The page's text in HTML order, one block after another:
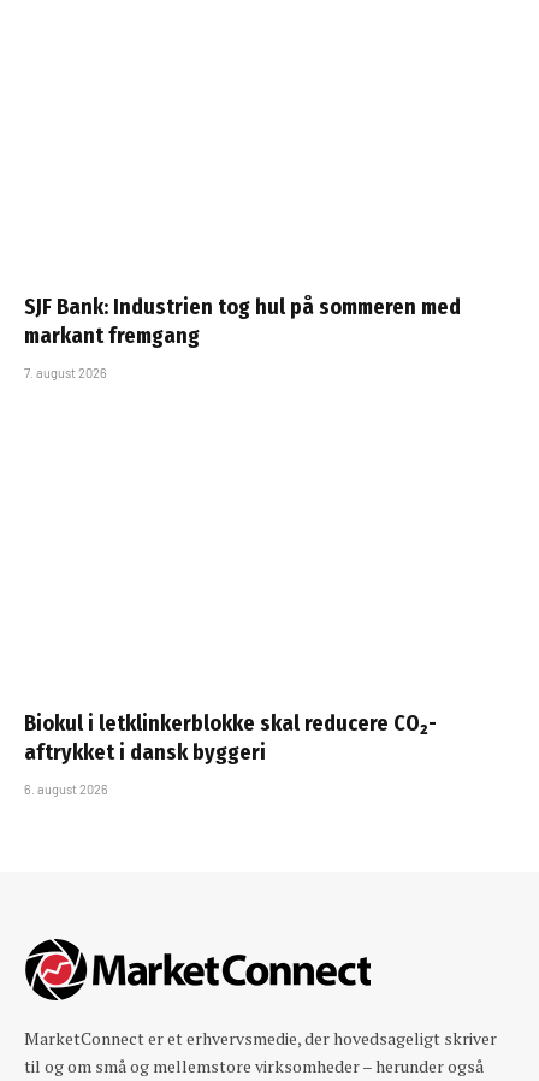
SJF Bank: Industrien tog hul på sommeren med
markant fremgang
7. august 2026
Biokul i letklinkerblokke skal reducere CO₂-
aftrykket i dansk byggeri
6. august 2026
MarketConnect er et erhvervsmedie, der hovedsageligt skriver
til og om små og mellemstore virksomheder – herunder også